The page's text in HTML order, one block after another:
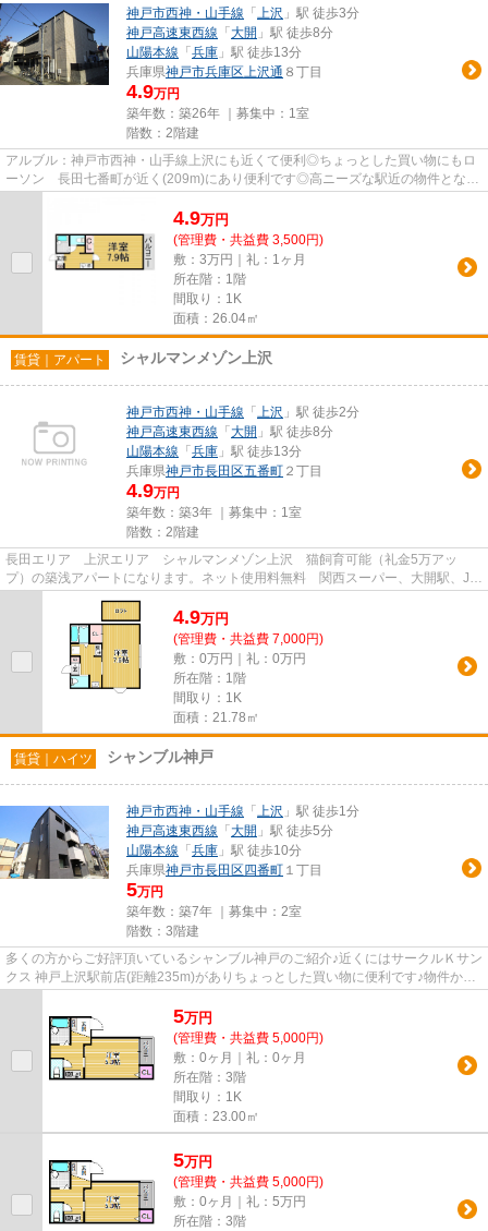
神戸市西神・山手線 「 上沢 」駅 徒歩3分
神戸高速東西線 「 大開 」駅 徒歩8分
山陽本線 「 兵庫 」駅 徒歩13分
兵庫県神戸市兵庫区上沢通 ８丁目
4.9万円
築年数：築26年 ｜募集中： 1室
階数：2階建
アルブル：神戸市西神・山手線上沢にも近くて便利◎ちょっとした買い物にもロ
ーソン 長田七番町が近く(209m)にあり便利です◎高ニーズな駅近の物件となっ
4.9万円
(管理費・共益費 3,500円)
敷：3万円｜礼：1ヶ月
所在階：1階
間取り：1K
面積：26.04㎡
賃貸｜アパート シャルマンメゾン上沢
神戸市西神・山手線 「 上沢 」駅 徒歩2分
神戸高速東西線 「 大開 」駅 徒歩8分
山陽本線 「 兵庫 」駅 徒歩13分
兵庫県神戸市長田区五番町 ２丁目
4.9万円
築年数：築3年 ｜募集中： 1室
階数：2階建
長田エリア 上沢エリア シャルマンメゾン上沢 猫飼育可能（礼金5万アッ
プ）の築浅アパートになります。ネット使用料無料 関西スーパー、大開駅、JR
兵庫駅 徒歩圏内です！
4.9万円
(管理費・共益費 7,000円)
敷：0万円｜礼：0万円
所在階：1階
間取り：1K
面積：21.78㎡
賃貸｜ハイツ シャンブル神戸
神戸市西神・山手線 「 上沢 」駅 徒歩1分
神戸高速東西線 「 大開 」駅 徒歩5分
山陽本線 「 兵庫 」駅 徒歩10分
兵庫県神戸市長田区 四番町 １丁目
5万円
築年数：築7年 ｜募集中： 2室
階数：3階建
多くの方からご好評頂いているシャンブル神戸のご紹介♪近くにはサークルＫサン
クス 神戸上沢駅前店(距離235m)がありちょっとした買い物に便利です♪物件から
5万円
(管理費・共益費 5,000円)
敷：0ヶ月｜礼：0ヶ月
所在階：3階
間取り：1K
面積：23.00㎡
5万円
(管理費・共益費 5,000円)
敷：0ヶ月｜礼：5万円
所在階：3階